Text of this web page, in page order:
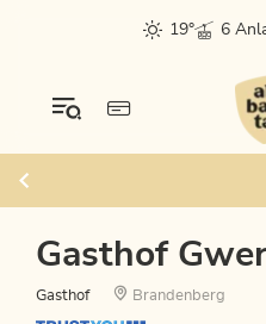
19° 6
Gasthof
Gasthof Brandenberg